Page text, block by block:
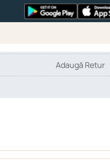
Adaugă Retur